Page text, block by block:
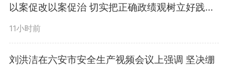
以案促改以案促治 切实把正确政绩观树立好践行
11小时前
刘洪洁在六安市安全生产视频会议上强调 坚决绷